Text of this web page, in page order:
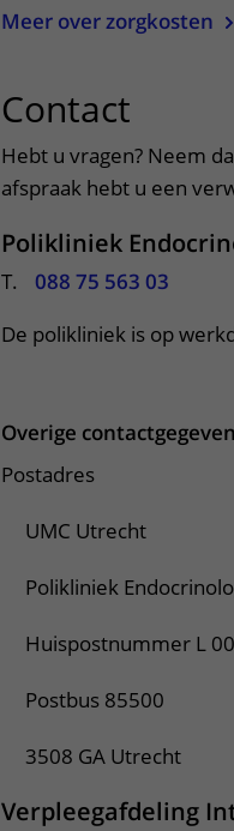
Meer over zorgkosten
Contact
Hebt u vragen? Neem
afspraak hebt u een
Polikliniek
T.
088 75 563 03
De polikliniek is op
Overige
Postadres
UMC Utrecht
Polikliniek
Huispostnummer L
Postbus 85500
3508 GA Utrecht
Verpleegafdeling